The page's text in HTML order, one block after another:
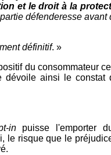
et le droit à la
défenderesse avant
définitif. »
du consommateur
dévoile ainsi le constat
in puisse l'emporter
le risque que le